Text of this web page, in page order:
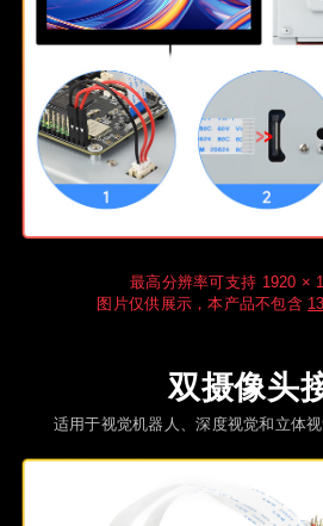
最高分辨率可支持 1920 ×
图片仅供展示，本产品不包含
双摄像头
适用于视觉机器人、深度视觉和立体